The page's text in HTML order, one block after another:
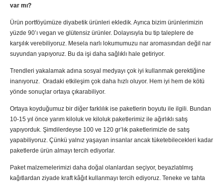
var mı?
Ürün portföyümüze diyabetik ürünleri ekledik. Ayrıca bizim ürünlerimizin
yüzde 90’ı vegan ve glütensiz ürünler. Dolayısıyla bu tip taleplere de
karşılık verebiliyoruz. Mesela narlı lokumumuzu nar aromasından değil nar
suyundan yapıyoruz. Bu da işi daha sağlıklı hale getiriyor.
Trendleri yakalamak adına sosyal medyayı çok iyi kullanmak gerektiğine
inanıyoruz. Oradaki etkileşim çok daha hızlı oluyor. Hem iyi hem de kötü
yönde sonuçlar ortaya çıkarabiliyor.
Ortaya koyduğumuz bir diğer farklılık ise paketlerin boyutu ile ilgili. Bundan
10-15 yıl önce yarım kiloluk ve kiloluk paketlerimiz ile ağırlıklı satış
yapıyorduk. Şimdilerdeyse 100 ve 120 gr’lık paketlerimizle de satış
yapabiliyoruz. Çünkü yalnız yaşayan insanlar ancak tüketebilecekleri kadar
paketlerde ürün almayı tercih ediyorlar.
Paket malzemelerimizi daha doğal olanlardan seçiyor, beyazlatılmış
kağıtlardan ziyade kraft kâğıt kullanmayı tercih ediyoruz. Teneke ve tahta